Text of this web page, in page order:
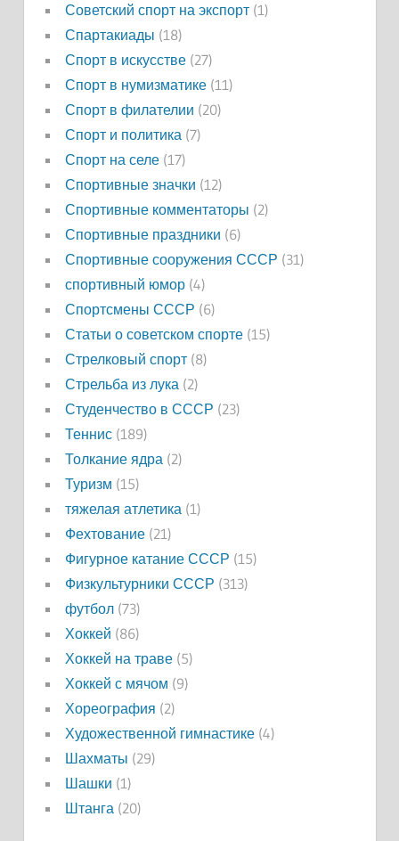
Советский спорт на экспорт(1)
Спартакиады (18)
Спорт в искусстве(27)
Спорт в нумизматике(11)
Спорт в филателии (20)
Спорт и политика(7)
Спорт на селе(17)
Спортивные значки (12)
Спортивные комментаторы (2)
Спортивные праздники (6)
Спортивные сооружения СССР (31)
спортивный юмор(4)
Спортсмены СССР (6)
Статьи о советском спорте(15)
Стрелковый спорт(8)
Стрельба из лука(2)
Студенчество в СССР (23)
Теннис(189)
Толкание ядра(2)
Туризм (15)
тяжелая атлетика(1)
Фехтование(21)
Фигурное катание СССР (15)
Физкультурники СССР (313)
футбол(73)
Хоккей (86)
Хоккей на траве(5)
Хоккей с мячом (9)
Хореография (2)
Художественной гимнастике(4)
Шахматы (29)
Шашки (1)
Штанга(20)